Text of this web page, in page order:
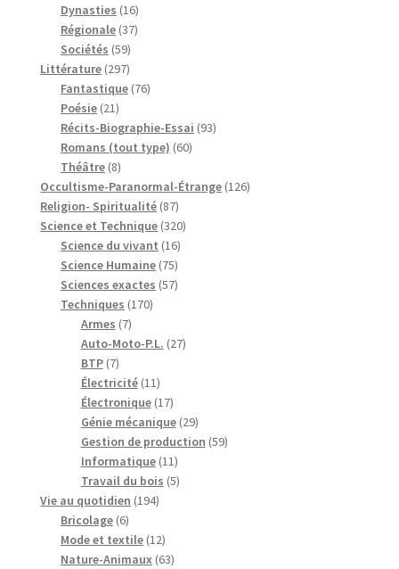
produits
Dynasties 1616
produits
Régionale 3737
Sociétés 5959
produits
Littérature 297297
produits
Fantastique 7676
Poésie 2121
produits
Récits-Biographie-Essai 9393
Romans (tout type) 6060
Théâtre 88
produits
Occultisme-Paranormal-Étrange 126126
Religion- Spiritualité 8787
produits
Science et Technique 320320
Science du vivant 1616
produits
Science Humaine 7575
produits
Sciences exactes 5757
Techniques 170170
Armes 77
produits
Auto-Moto-P.L. 2727
BTP 77
produits
Électricité 1111
produits
Électronique 1717
produits
Génie mécanique 2929
produits
Gestion de production 5959
Informatique 1111
produits
Travail du bois 55
Vie au quotidien 194194
Bricolage 66
produits
Mode et textile 1212
produits
Nature-Animaux 6363